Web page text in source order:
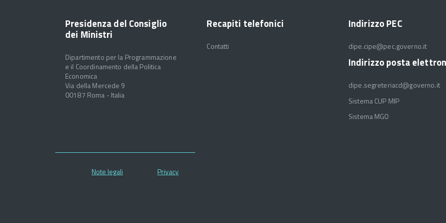
Presidenza del Consiglio
dei Ministri
Dipartimento per la Programmazione
e il Coordinamento della Politica
Economica
Via della Mercede 9
00187 Roma - Italia
Recapiti telefonici
Contatti
Indirizzo PEC
dipe.cipe@pec.governo.it
Indirizzo posta
dipe.segreteriacd@governo.it
Sistema CUP MIP
Sistema MGO
Note legali Privacy